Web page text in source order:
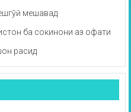
мешавад
ба сокинони аз офати
расид